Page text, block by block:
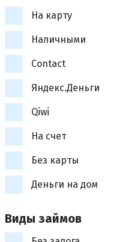
На карту
Наличными
Contact
Яндекс.Деньги
Qiwi
На счет
Без карты
Деньги на дом
Виды займов